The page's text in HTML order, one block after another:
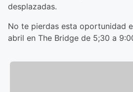
desplazadas.
No te pierdas esta oportunidad
abril en The Bridge de 5;30 a